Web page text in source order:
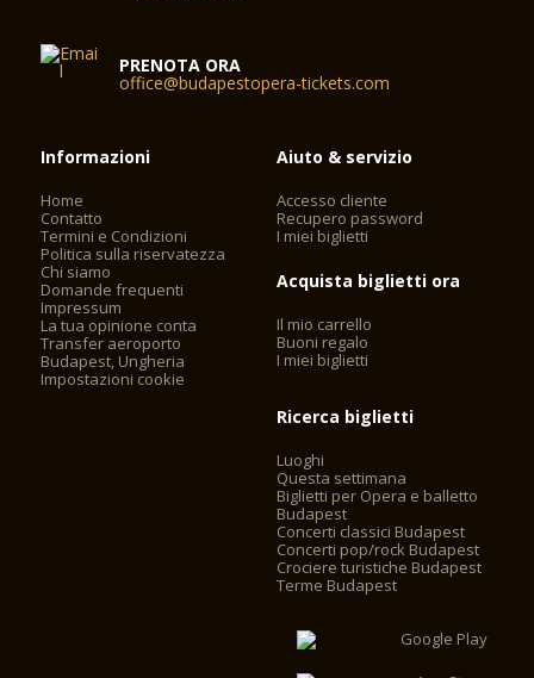
PRENOTA ORA
office@budapestopera-tickets.com
Informazioni
Home
Contatto
Termini e Condizioni
Politica sulla riservatezza
Chi siamo
Domande frequenti
Impressum
La tua opinione conta
Transfer aeroporto
Budapest, Ungheria
Impostazioni cookie
Aiuto & servizio
Accesso cliente
Recupero password
I miei biglietti
Acquista biglietti ora
Il mio carrello
Buoni regalo
I miei biglietti
Ricerca biglietti
Luoghi
Questa settimana
Biglietti per Opera e balletto
Budapest
Concerti classici Budapest
Concerti pop/rock Budapest
Crociere turistiche Budapest
Terme Budapest